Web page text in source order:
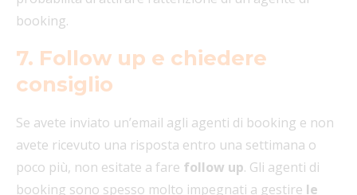
booking.
7. Follow up e chiedere
consiglio
Se avete inviato un’email agli agenti di booking e non
avete ricevuto una risposta entro una settimana o
poco più, non esitate a fare follow up. Gli agenti di
booking sono spesso molto impegnati a gestire le